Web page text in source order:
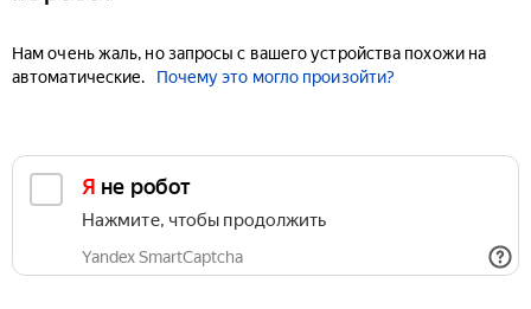
Нам очень жаль, но запросы с вашего устройства похожи на
автоматические.
Почему это могло произойти?
Я не робот
Нажмите, чтобы продолжить
Yandex SmartCaptcha